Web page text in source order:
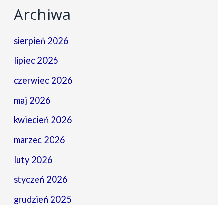
Archiwa
sierpień 2026
lipiec 2026
czerwiec 2026
maj 2026
kwiecień 2026
marzec 2026
luty 2026
styczeń 2026
grudzień 2025